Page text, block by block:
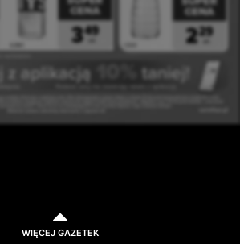
WIĘCEJ GAZETEK